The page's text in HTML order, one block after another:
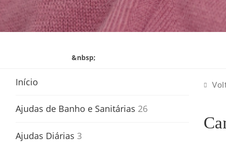
&nbsp;
Início
Ajudas de Banho e Sanitárias 26
Ajudas Diárias 3